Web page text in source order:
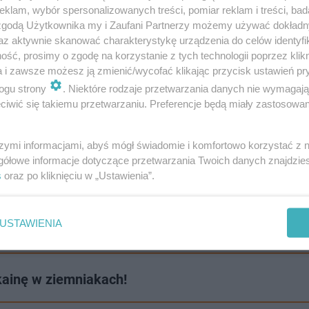
wówczas, 13 marca, ale tylko ze sobą rozmawiali i
zrobić ktoś inny– powiedział prok. Gąsiorowski.
który prowadził postępowanie i skierował
biegłych, zeznaniami świadków i sprawstwo nie budzi
poparty został ekspertyzami biegłych z zakresu
analizy kryminalistycznej danych teleinformacyjnych.
niego zaburzeń, mogących wpłynąć na jego
w ziemniakach!
wybór spersonalizowanych treści, pomiar reklam i treści,
Użytkownika my i Zaufani Partnerzy możemy używać
aktywnie skanować charakterystykę urządzenia do celów
prosimy o zgodę na korzystanie z tych technologii poprzez
i zawsze możesz ją zmienić/wycofać klikając przycisk ustawień
strony
. Niektóre rodzaje przetwarzania danych nie
się takiemu przetwarzaniu. Preferencje będą miały
informacjami, abyś mógł świadomie i komfortowo korzystać z
informacje dotyczące przetwarzania Twoich danych
oraz po kliknięciu w „Ustawienia”.
USTAWIENIA